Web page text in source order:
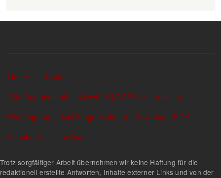
Sekundärlinks
Home
Kontakt
Alle Angaben ohne Gewähr! | AGB & Impressum
Einbürgerungstest Fragenkatalog - Download PDF
Facebook
Twitter
Trotz sorgfältiger Arbeit übernehmen wir keine Haftung für die
redaktionell erstellte Antworten, Inhalte externer Links und von der